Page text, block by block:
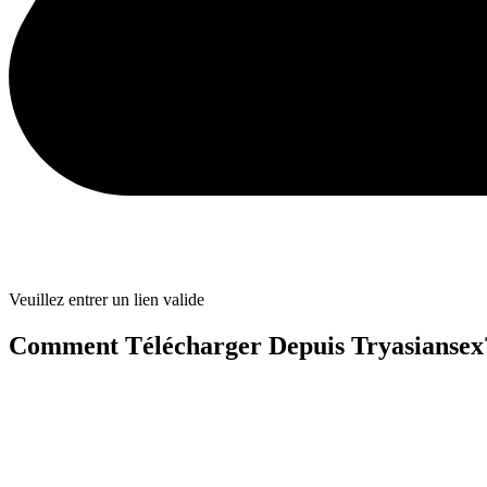
Veuillez entrer un lien valide
Comment Télécharger Depuis